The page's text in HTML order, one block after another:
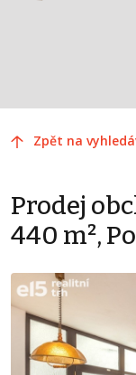
Zpět na
Prodej
440 m²,